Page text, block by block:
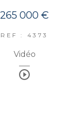
265 000 €
REF : 4373
Vidéo